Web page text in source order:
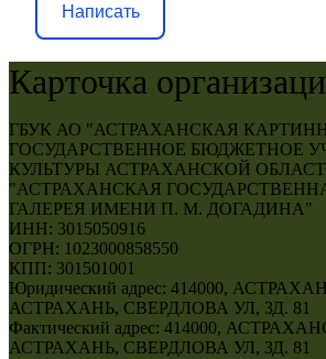
Написать
Карточка
ГБУК АО "АСТРАХАНСКАЯ
ГОСУДАРСТВЕННОЕ БЮДЖЕТНОЕ
КУЛЬТУРЫ АСТРАХАНСКОЙ
"АСТРАХАНСКАЯ
ГАЛЕРЕЯ ИМЕНИ П. М. ДОГАДИНА"
ИНН: 3015050916
ОГРН: 1023000858550
КПП: 301501001
Юридический адрес: 414000,
АСТРАХАНЬ, СВЕРДЛОВА УЛ, ЗД. 81
Фактический адрес: 414000,
АСТРАХАНЬ, СВЕРДЛОВА УЛ, ЗД. 81